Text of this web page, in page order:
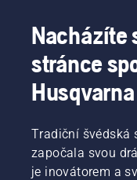
Nacházíte
stránce
Tradiční švédská
započala svou
je inovátorem a